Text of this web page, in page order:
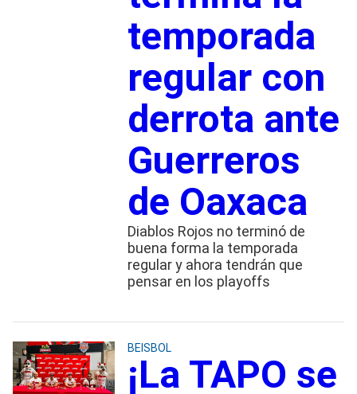
temporada
regular con
derrota ante
Guerreros
de Oaxaca
Diablos Rojos no terminó de
buena forma la temporada
regular y ahora tendrán que
pensar en los playoffs
BEISBOL
¡La TAPO se